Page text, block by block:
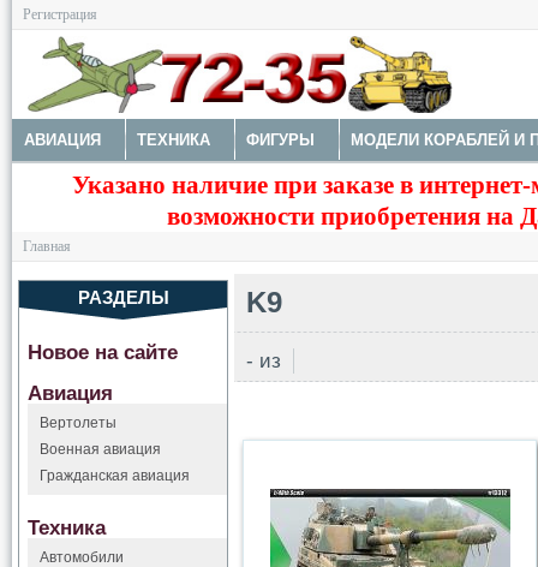
Регистрация
АВИАЦИЯ ТЕХНИКА ФИГУРЫ МОДЕЛИ КОРАБЛЕЙ И
ДОПОЛНЕНИЯ КРАСКИ И ИНСТРУМЕНТЫ
Указано наличие при заказе в
возможности приобретения на
Главная
K9
- из
РАЗДЕЛЫ
Новое на сайте
Авиация
Вертолеты
Военная авиация
Гражданская авиация
Техника
Автомобили